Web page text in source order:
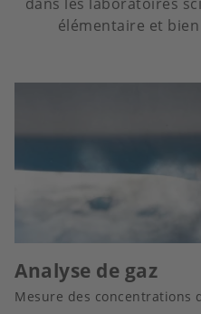
élémentaire et
Analyse de gaz
Mesure des concentrations